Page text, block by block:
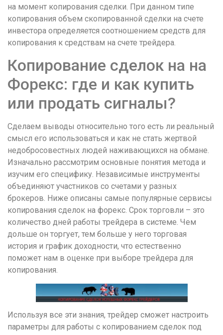
на момент копирования сделки. При данном типе
копирования объем скопированной сделки на счете
инвестора определяется соотношением средств для
копирования к средствам на счете трейдера.
Копирование сделок на на
Форекс: где и как купить
или продать сигналы?
Сделаем выводы относительно того есть ли реальный
смысл его использоваться и как не стать жертвой
недобросовестных людей наживающихся на обмане.
Изначально рассмотрим основные понятия метода и
изучим его специфику. Независимые инструменты
объединяют участников со счетами у разных
брокеров. Ниже описаны самые популярные сервисы
копирования сделок на форекс. Срок торговли – это
количество дней работы трейдера в системе. Чем
дольше он торгует, тем больше у него торговая
история и график доходности, что естественно
поможет нам в оценке при выборе трейдера для
копирования.
Используя все эти знания, трейдер сможет настроить
параметры для работы с копированием сделок под